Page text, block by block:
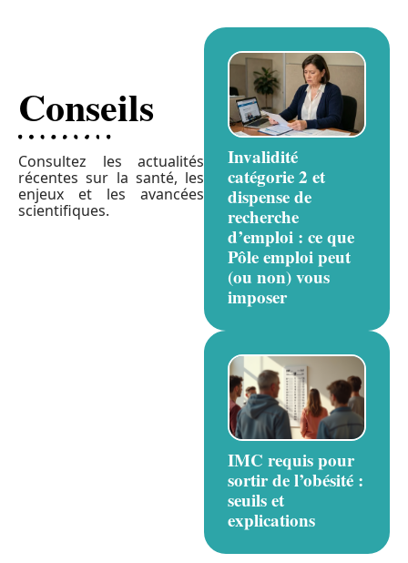
Conseils
Consultez les actualités
récentes sur la santé, les
enjeux et les avancées
scientifiques.
Invalidité
catégorie 2 et
dispense de
recherche
d’emploi : ce que
Pôle emploi peut
(ou non) vous
imposer
IMC requis pour
sortir de l’obésité :
seuils et
explications